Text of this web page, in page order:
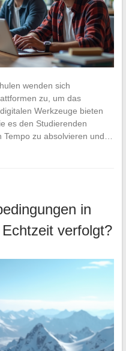
wenden sich
zu, um das
Werkzeuge bieten
es den Studierenden
Tempo zu absolvieren und…
in
verfolgt?